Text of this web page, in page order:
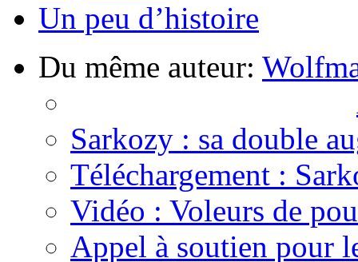
Un peu d’histoire
Du même auteur:
Sarkozy : sa double
Téléchargement :
Vidéo : Voleurs de
Appel à soutien pour